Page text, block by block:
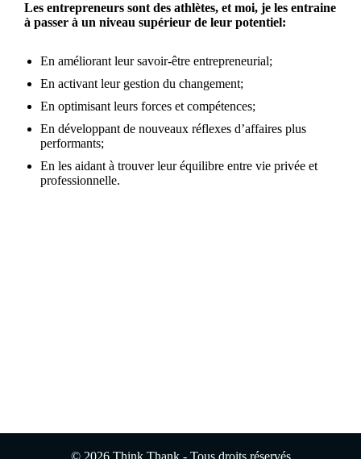
Les entrepreneurs sont des athlètes, et moi, je les entraine
à passer à un niveau supérieur de leur potentiel:
En améliorant leur savoir-être entrepreneurial;
En activant leur gestion du changement;
En optimisant leurs forces et compétences;
En développant de nouveaux réflexes d’affaires plus
performants;
En les aidant à trouver leur équilibre entre vie privée et
professionnelle.